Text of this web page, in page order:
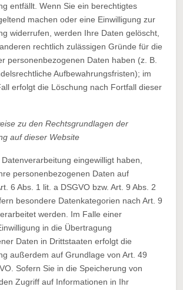
entfällt. Wenn Sie ein berechtigtes
machen oder eine Einwilligung zur
widerrufen, werden Ihre Daten gelöscht,
rechtlich zulässigen Gründe für die
personenbezogenen Daten haben (z. B.
Aufbewahrungsfristen); im
erfolgt die Löschung nach Fortfall dieser
zu den Rechtsgrundlagen der
auf dieser Website
eingewilligt haben,
personenbezogenen Daten auf
6 Abs. 1 lit. a DSGVO bzw. Art. 9 Abs. 2
besondere Datenkategorien nach Art. 9
werden. Im Falle einer
in die Übertragung
Daten in Drittstaaten erfolgt die
außerdem auf Grundlage von Art. 49
Sofern Sie in die Speicherung von
Zugriff auf Informationen in Ihr